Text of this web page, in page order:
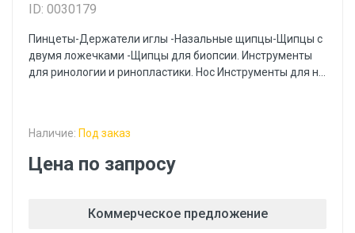
ID: 0030179
Пинцеты-Держатели иглы -Назальные щипцы-Щипцы с
двумя ложечками -Щипцы для биопсии. Инструменты
для ринологии и ринопластики. Нос Инструменты для н...
Наличие: Под заказ
Цена по запросу
Коммерческое предложение